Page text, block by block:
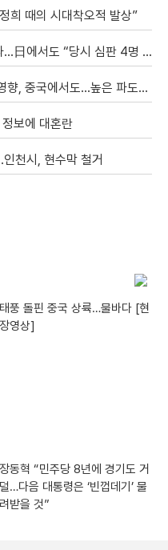
희 때의 시대착오적 발상”
서도 “당시 심판 4명 조사 착수”
은 파도에 휩쓸려 9세 아이 실종 [현장영상]
보에 대혼란
천시, 현수막 철거
태풍 돌핀 중국 상륙…물바다 [현
장영상]
장동혁 “민주당 8년에 경기도 거
덜…다음 대통령은 ‘빈껍데기’ 물
려받을 것”